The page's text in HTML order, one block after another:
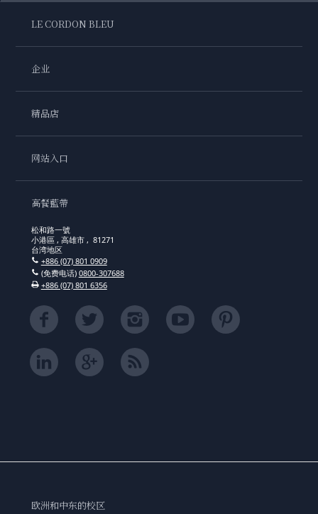
LE CORDON BLEU
企业
精品店
网站入口
高餐藍帶
松和路一號
小港區 , 高雄市 , 81271
台湾地区
+886 (07) 801 0909
(免费电话) 0800-307688
+886 (07) 801 6356
欧洲和中东的校区